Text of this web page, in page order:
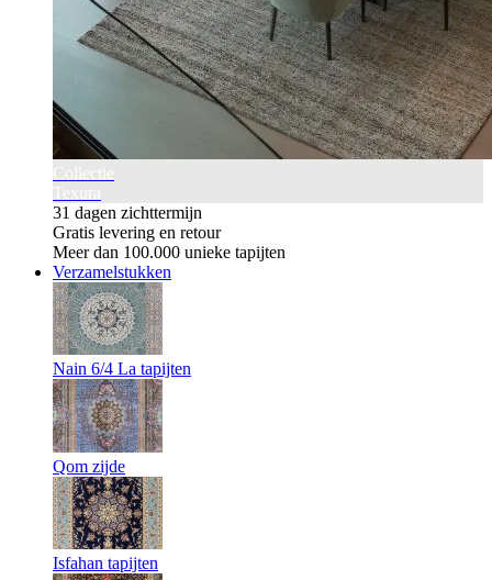
31 dagen zichttermijn
Gratis levering en retour
Meer dan 100.000 unieke tapijten
Verzamelstukken
Nain 6/4 La tapijten
Qom zijde
Isfahan tapijten